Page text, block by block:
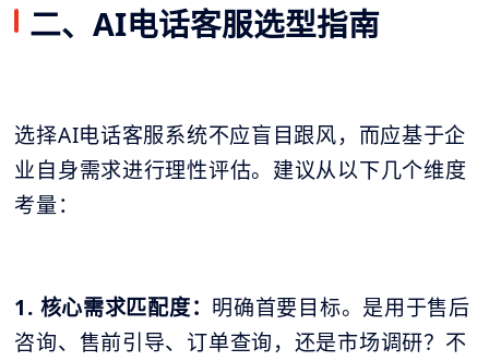
二、AI电话客服选型指南
选择AI电话客服系统不应盲目跟风，而应基于企
业自身需求进行理性评估。建议从以下几个维度
考量：
1. 核心需求匹配度： 明确首要目标。是用于售后
咨询、售前引导、订单查询，还是市场调研？不